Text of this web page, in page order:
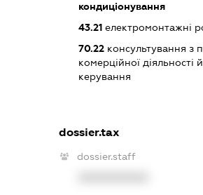
кондиціонування
43.21 електромонтажні
70.22 консультування з
комерційної діяльності й
керування
dossier.tax
dossier.staff